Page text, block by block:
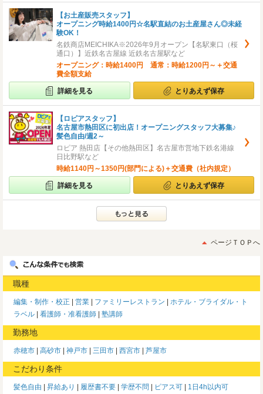
【お土産販売スタッフ】
オープニング時給1400円☆名駅直結のお土産屋さん◎未経
験OK！
名鉄商店MEICHIKA※2026年9月オープン【名駅東口（桜
通口）】近鉄名古屋線 近鉄名古屋駅など
オープニング：時給1400円 通常：時給1200円～＋交通
費全額支給
詳細を見る とりあえず保存
【ロピアスタッフ】
名古屋市熱田区に初出店！オープニングスタッフ大募集♪
髪色自由/週2～
ロピア 熱田店【その他熱田区】名古屋市営地下鉄名港線
日比野駅など
時給1140円～1350円(部門による)＋交通費（社内規定）
詳細を見る とりあえず保存
ページＴＯＰへ
職種
編集・制作・校正 営業 ファミリーレストラン
ホテル・ブライダル・ト
ラベル
看護師・准看護師 塾講師
勤務地
赤穂市 高砂市 神戸市 三田市 西宮市 芦屋市
こだわり条件
髪色自由 昇給あり 履歴書不要 学歴不問 ピアス可 1日4h以内可